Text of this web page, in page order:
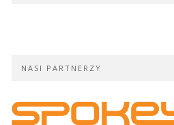
NASI PARTNERZY